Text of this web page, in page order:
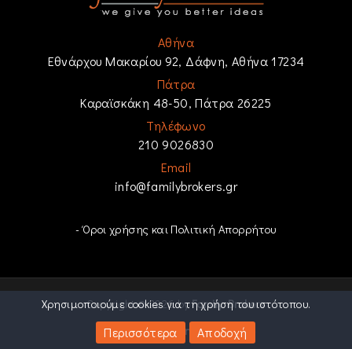
Χρησιμοποιούμε cookies για τη χρήση του ιστότοπου.
Περισσότερα Αποδοχή
Αθήνα
Εθνάρχου Μακαρίου 92, Δάφνη, Αθήνα 17234
Πάτρα
Καραϊσκάκη 48-50, Πάτρα 26225
Τηλέφωνο
210 9026830
Email
info@familybrokers.gr
- Όροι χρήσης και Πολιτική Απορρήτου
Copyright © 2026 byFamily Brokers
Powered bye-agents workspace